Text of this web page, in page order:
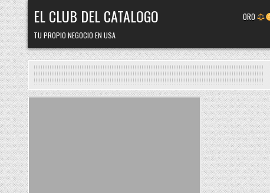
Skip
to
content
EL CLUB DEL CATALOGO
TU PROPIO NEGOCIO EN USA
ORO